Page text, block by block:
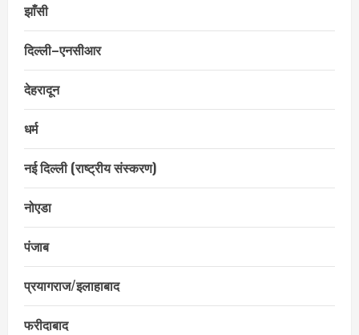
झाँसी
दिल्ली–एनसीआर
देहरादून
धर्म
नई दिल्ली (राष्ट्रीय संस्करण)
नोएडा
पंजाब
प्रयागराज/इलाहाबाद
फरीदाबाद